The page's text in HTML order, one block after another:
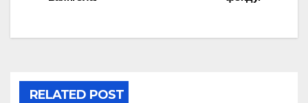
b
d
RELATED POST